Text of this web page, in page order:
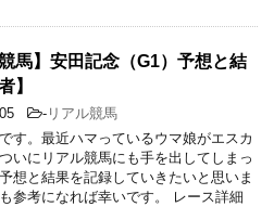
競馬】安田記念（G1）予想と結
】
- リアル競馬
す。最近ハマっているウマ娘がエスカ
いにリアル競馬にも手を出してしまっ
想と結果を記録していきたいと思いま
参考になれば幸いです。 レース詳細